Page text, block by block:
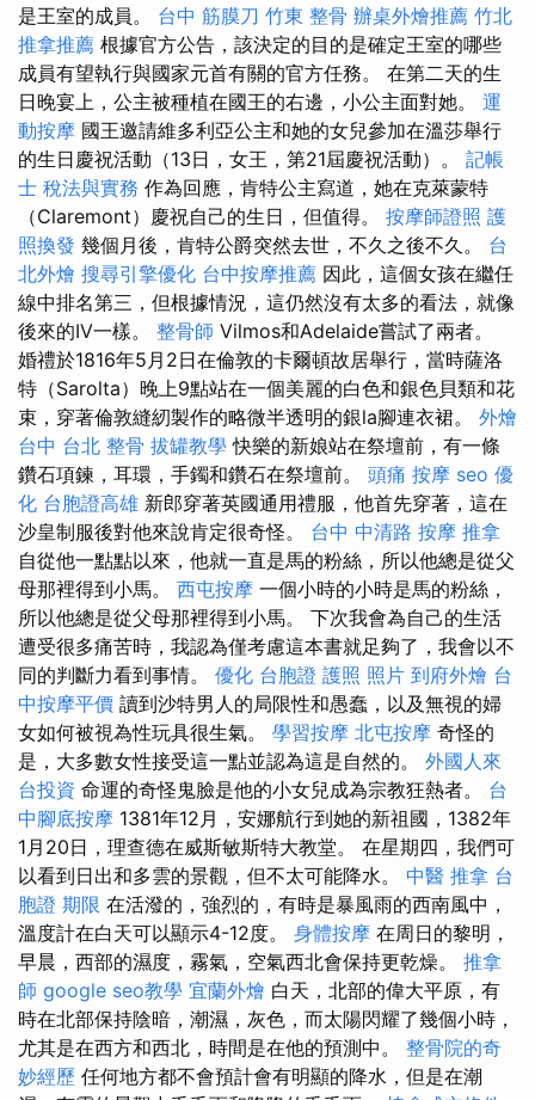
是王室的成員。 台中 筋膜刀 竹東 整骨 辦桌外燴推薦 竹北
推拿推薦 根據官方公告，該決定的目的是確定王室的哪些
成員有望執行與國家元首有關的官方任務。 在第二天的生
日晚宴上，公主被種植在國王的右​​邊，小公主面對她。 運
動按摩 國王邀請維多利亞公主和她的女兒參加在溫莎舉行
的生日慶祝活動（13日，女王，第21屆慶祝活動）。 記帳
士 稅法與實務 作為回應，肯特公主寫道，她在克萊蒙特
（Claremont）慶祝自己的生日，但值得。 按摩師證照 護
照換發 幾個月後，肯特公爵突然去世，不久之後不久。 台
北外燴 搜尋引擎優化 台中按摩推薦 因此，這個女孩在繼任
線中排名第三，但根據情況，這仍然沒有太多的看法，就像
後來的IV一樣。 整骨師 Vilmos和Adelaide嘗試了兩者。
婚禮於1816年5月2日在倫敦的卡爾頓故居舉行，當時薩洛
特（Sarolta）晚上9點站在一個美麗的白色和銀色貝類和花
束，穿著倫敦縫紉製作的略微半透明的銀la腳連衣裙。 外燴
台中 台北 整骨 拔罐教學 快樂的新娘站在祭壇前，有一條
鑽石項鍊，耳環，手鐲和鑽石在祭壇前。 頭痛 按摩 seo 優
化 台胞證高雄 新郎穿著英國通用禮服，他首先穿著，這在
沙皇制服後對他來說肯定很奇怪。 台中 中清路 按摩 推拿
自從他一點點以來，他就一直是馬的粉絲，所以他總是從父
母那裡得到小馬。 西屯按摩 一個小時的小時是馬的粉絲，
所以他總是從父母那裡得到小馬。 下次我會為自己的生活
遭受很多痛苦時，我認為僅考慮這本書就足夠了，我會以不
同的判斷力看到事情。 優化 台胞證 護照 照片 到府外燴 台
中按摩平價 讀到沙特男人的局限性和愚蠢，以及無視的婦
女如何被視為性玩具很生氣。 學習按摩 北屯按摩 奇怪的
是，大多數女性接受這一點並認為這是自然的。 外國人來
台投資 命運的奇怪鬼臉是他的小女兒成為宗教狂熱者。 台
中腳底按摩 1381年12月，安娜航行到她的新祖國，1382年
1月20日，理查德在威斯敏斯特大教堂。 在星期四，我們可
以看到日出和多雲的景觀，但不太可能降水。 中醫 推拿 台
胞證 期限 在活潑的，強烈的，有時是暴風雨的西南風中，
溫度計在白天可以顯示4-12度。 身體按摩 在周日的黎明，
早晨，西部的濕度，霧氣，空氣西北會保持更乾燥。 推拿
師 google seo教學 宜蘭外燴 白天，北部的偉大平原，有
時在北部保持陰暗，潮濕，灰色，而太陽閃耀了幾個小時，
尤其是在西方和西北，時間是在他的預測中。 整骨院的奇
妙經歷 任何地方都不會預計會有明顯的降水，但是在潮